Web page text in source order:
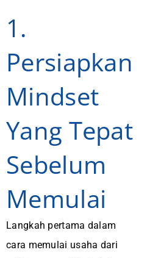
1.
Persiapkan
Mindset
Yang Tepat
Sebelum
Memulai
Langkah pertama dalam
cara memulai usaha dari